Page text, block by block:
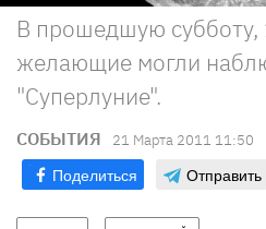
В прошедшую субботу,
желающие могли
"Суперлуние".
СОБЫТИЯ 21 Марта 2011 11:50
Поделиться Отправить